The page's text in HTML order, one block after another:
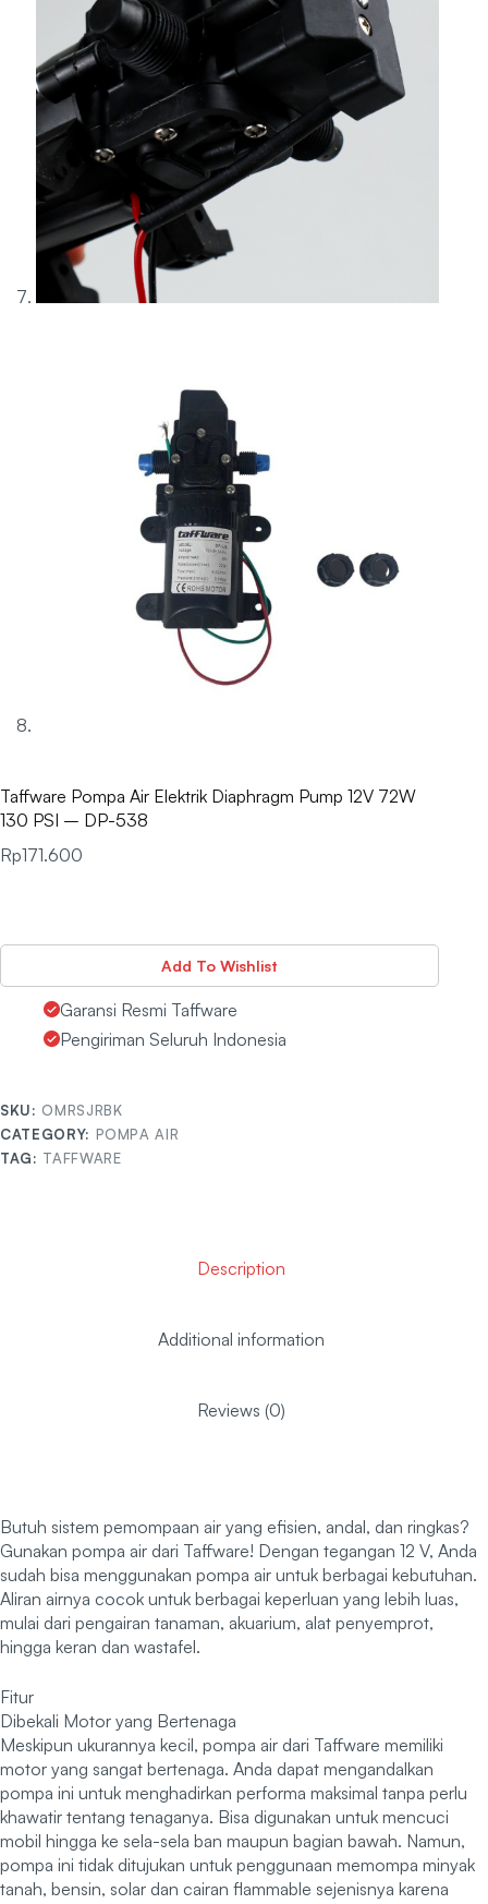
Taffware Pompa Air Elektrik Diaphragm Pump 12V 72W
130 PSI – DP-538
Rp171.600
Add To Wishlist
Garansi Resmi Taffware
Pengiriman Seluruh Indonesia
SKU: OMRSJRBK
CATEGORY: POMPA AIR
TAG: TAFFWARE
Description
Additional information
Reviews (0)
Butuh sistem pemompaan air yang efisien, andal, dan ringkas?
Gunakan pompa air dari Taffware! Dengan tegangan 12 V, Anda
sudah bisa menggunakan pompa air untuk berbagai kebutuhan.
Aliran airnya cocok untuk berbagai keperluan yang lebih luas,
mulai dari pengairan tanaman, akuarium, alat penyemprot,
hingga keran dan wastafel.
Fitur
Dibekali Motor yang Bertenaga
Meskipun ukurannya kecil, pompa air dari Taffware memiliki
motor yang sangat bertenaga. Anda dapat mengandalkan
pompa ini untuk menghadirkan performa maksimal tanpa perlu
khawatir tentang tenaganya. Bisa digunakan untuk mencuci
mobil hingga ke sela-sela ban maupun bagian bawah. Namun,
pompa ini tidak ditujukan untuk penggunaan memompa minyak
tanah, bensin, solar dan cairan flammable sejenisnya karena